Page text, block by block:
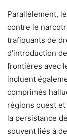
Parallèlement,
contre le
trafiquants de
d’introduction
frontières avec
incluent
comprimés
régions ouest
la persistance
souvent liés à